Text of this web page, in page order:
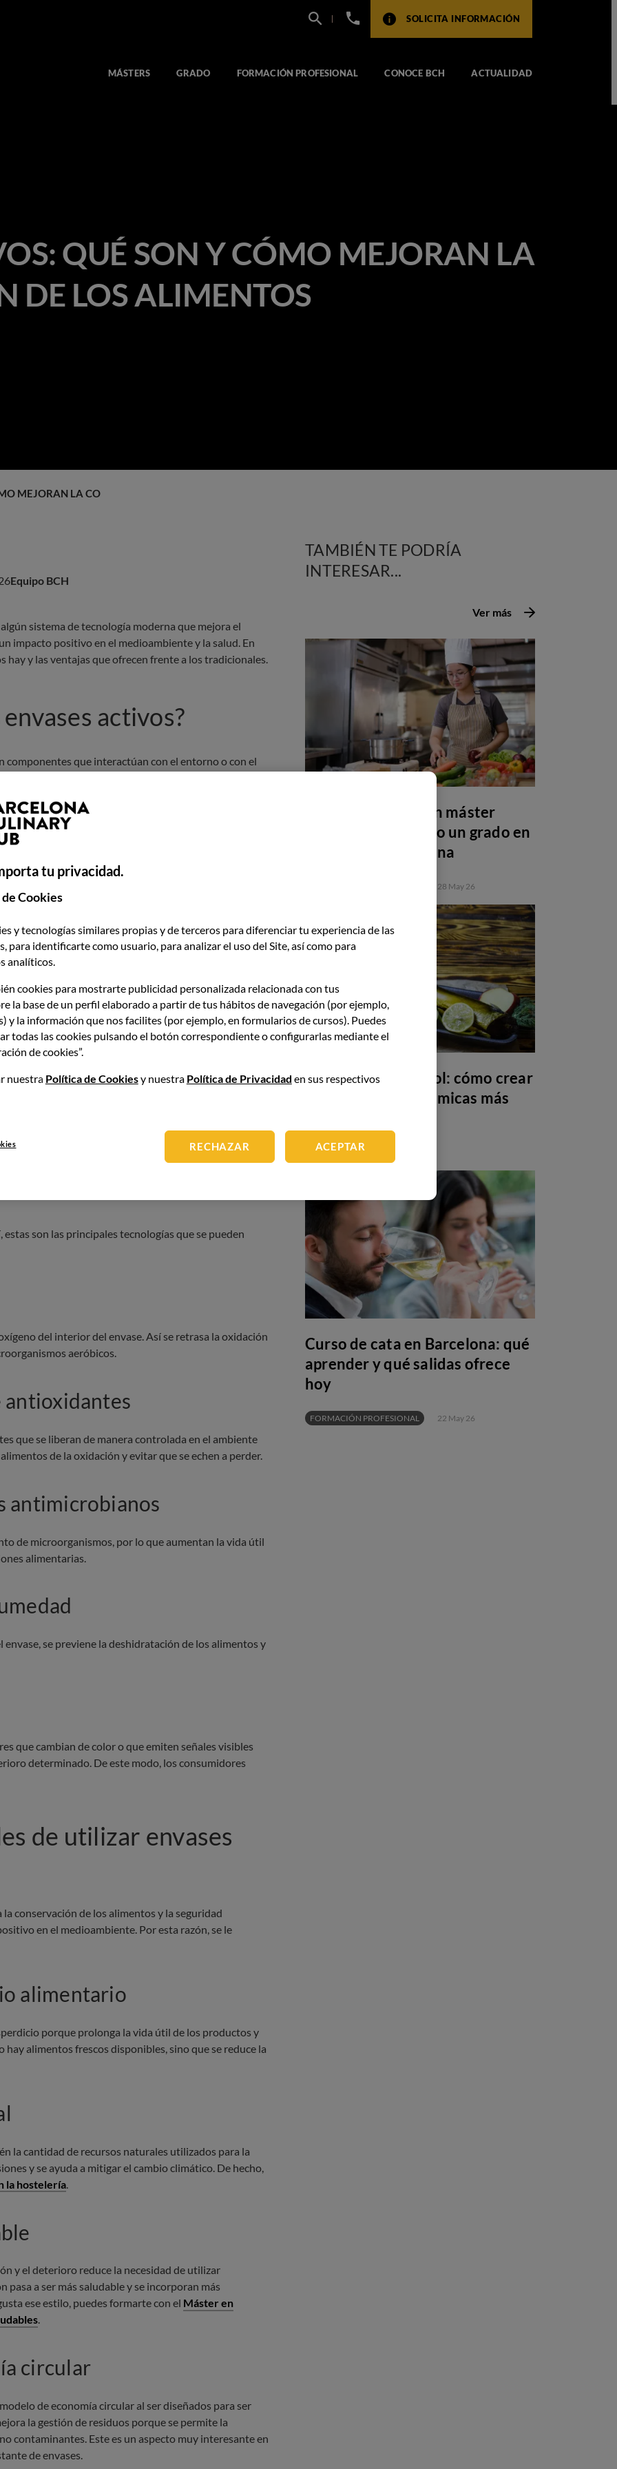
+34
SOLICITA INFORMACIÓN
MÁSTERS GRADO FORMACIÓN PROFESIONAL CONOCE BCH ACTUALIDAD
QUÉ SON Y CÓMO MEJORAN LA
DE LOS ALIMENTOS
MEJORAN LA CONSERVACIÓN DE LOS ALIMENTOS
Equipo BCH
sistema de tecnología moderna que mejora el
impacto positivo en el medioambiente y la salud. En
hay y las ventajas que ofrecen frente a los tradicionales.
activos?
componentes que interactúan con el entorno o con el
en buen estado el mayor tiempo posible.
de gases como el oxígeno o el dióxido de
o antimicrobianos, entre otros. Su
que controlan el ambiente dentro del envase,
de factores externos como la luz, la humedad o los
los envases inteligentes?
se diferencian de los
que registran información sobre el estado del
o la presencia de gases. Esta información del smart
del producto o para alertar sobre posibles
controlar o mantener las condiciones de
siempre las idóneas para asegurar la calidad y la
en los envases activos
son las principales tecnologías que se pueden
del interior del envase. Así se retrasa la oxidación
aeróbicos.
antioxidantes
que se liberan de manera controlada en el ambiente
de la oxidación y evitar que se echen a perder.
antimicrobianos
de microorganismos, por lo que aumentan la vida útil
alimentarias.
se previene la deshidratación de los alimentos y
que cambian de color o que emiten señales visibles
determinado. De este modo, los consumidores
de utilizar envases
conservación de los alimentos y la seguridad
en el medioambiente. Por esta razón, se le
alimentario
porque prolonga la vida útil de los productos y
alimentos frescos disponibles, sino que se reduce la
la cantidad de recursos naturales utilizados para la
y se ayuda a mitigar el cambio climático. De hecho,
la hostelería
y el deterioro reduce la necesidad de utilizar
a ser más saludable y se incorporan más
ese estilo, puedes formarte con el Máster en
.
circular
de economía circular al ser diseñados para ser
la gestión de residuos porque se permite la
contaminantes. Este es un aspecto muy interesante en
de envases.
TAMBIÉN TE PODRÍA
INTERESAR...
Por qué estudiar un máster
después de una FP o un grado en
gastronomía y cocina
28 May 26
Maridaje sin alcohol: cómo crear
armonías gastronómicas más
GASTRONOMÍA
Curso de cata en Barcelona: qué
aprender y qué salidas ofrece
hoy
FORMACIÓN PROFESIONAL 22 May 26
Ver más
tu privacidad.
Cookies
y tecnologías similares propias y de terceros para diferenciar tu experiencia de las
para identificarte como usuario, para analizar el uso del Site, así como para
analíticos.
cookies para mostrarte publicidad personalizada relacionada con tus
la base de un perfil elaborado a partir de tus hábitos de navegación (por ejemplo,
y la información que nos facilites (por ejemplo, en formularios de cursos). Puedes
todas las cookies pulsando el botón correspondiente o configurarlas mediante el
de cookies”.
nuestra Política de Cookiesy nuestra Política de Privacidad en sus respectivos
RECHAZAR ACEPTAR